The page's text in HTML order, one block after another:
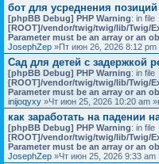
бот для усреднения позиций
[phpBB Debug] PHP Warning: in file
[ROOT]/vendor/twig/twig/lib/Twig/
Parameter must be an array or an
JosephZep »Пт июн 26, 2026 8:12
Сад для детей с задержкой
[phpBB Debug] PHP Warning: in file
[ROOT]/vendor/twig/twig/lib/Twig/
Parameter must be an array or an
inijoqyxy »Чт июн 25, 2026 10:20 am
как заработать на падении
[phpBB Debug] PHP Warning: in file
[ROOT]/vendor/twig/twig/lib/Twig/
Parameter must be an array or an
JosephZep »Чт июн 25, 2026 9:33